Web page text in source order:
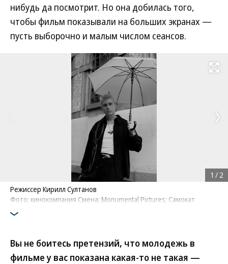
нибудь да посмотрит. Но она добилась того,
чтобы фильм показывали на больших экранах —
пусть выборочно и малым числом сеансов.
Развернуть
Режиссер Кирилл Султанов
Фото: кинокомпания Смена; Monumental Pictures; Самокат
1 / 2
Вы не боитесь претензий, что молодежь в
фильме у вас показана какая-то не такая —